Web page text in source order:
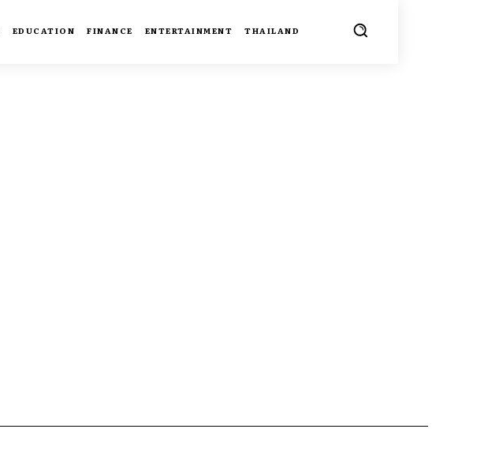
EDUCATION FINANCE ENTERTAINMENT THAILAND